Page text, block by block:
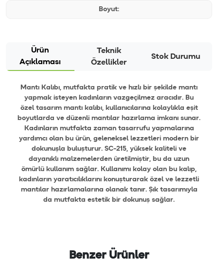
Boyut:
Ürün
Açıklaması
Teknik
Özellikler
Stok Durumu
Mantı Kalıbı, mutfakta pratik ve hızlı bir şekilde mantı
yapmak isteyen kadınların vazgeçilmez aracıdır. Bu
özel tasarım mantı kalıbı, kullanıcılarına kolaylıkla eşit
boyutlarda ve düzenli mantılar hazırlama imkanı sunar.
Kadınların mutfakta zaman tasarrufu yapmalarına
yardımcı olan bu ürün, geleneksel lezzetleri modern bir
dokunuşla buluşturur. SC-215, yüksek kaliteli ve
dayanıklı malzemelerden üretilmiştir, bu da uzun
ömürlü kullanım sağlar. Kullanımı kolay olan bu kalıp,
kadınların yaratıcılıklarını konuşturarak özel ve lezzetli
mantılar hazırlamalarına olanak tanır. Şık tasarımıyla
da mutfakta estetik bir dokunuş sağlar.
Benzer Ürünler